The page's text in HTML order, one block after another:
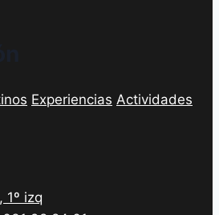
Experiencias Actividades
1º izq